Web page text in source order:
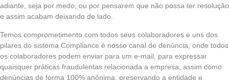
adiante, seja por medo, ou por pensarem que não possa ter resolução
e assim acabam deixando de lado.
Temos comprometimento com todos seus colaboradores e uns dos
pilares do sistema Compliance é nosso canal de denúncia, onde todos
os colaboradores podem enviar para um e-mail, para expressar
quaisquer práticas fraudulentas relacionada a empresa, assim como
denúncias de forma 100% anônima, preservando a entidade e